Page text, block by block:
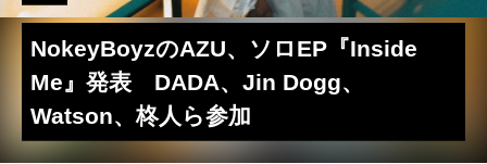
NokeyBoyzのAZU、ソロEP『Inside
Me』発表 DADA、Jin Dogg、
Watson、柊人ら参加